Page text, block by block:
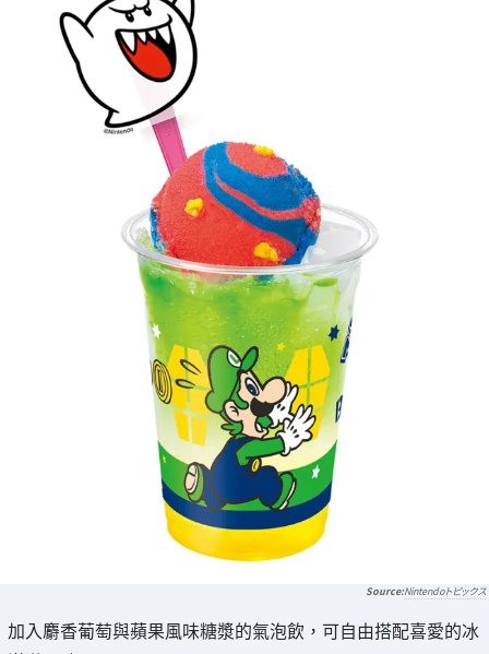
Nintendoトピックス
加入麝香葡萄與蘋果風味糖漿的氣泡飲，可自由搭配喜愛的冰